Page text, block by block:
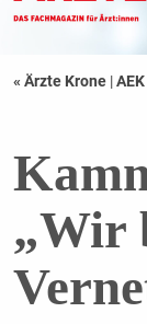
« Ärzte Krone |
„Wir